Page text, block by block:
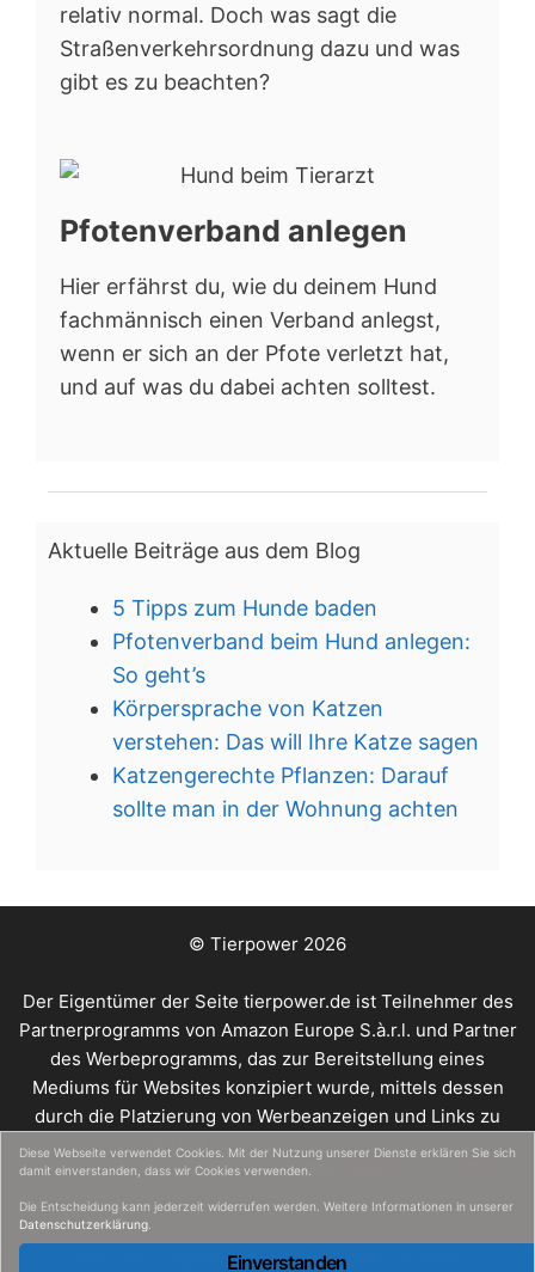
relativ normal. Doch was sagt die
Straßenverkehrsordnung dazu und was
gibt es zu beachten?
Pfotenverband anlegen
Hier erfährst du, wie du deinem Hund
fachmännisch einen Verband anlegst,
wenn er sich an der Pfote verletzt hat,
und auf was du dabei achten solltest.
Aktuelle Beiträge aus dem Blog
5 Tipps zum Hunde baden
Pfotenverband beim Hund anlegen:
So geht’s
Körpersprache von Katzen
verstehen: Das will Ihre Katze sagen
Katzengerechte Pflanzen: Darauf
sollte man in der Wohnung achten
© Tierpower 2026
Der Eigentümer der Seite tierpower.de ist Teilnehmer des
Partnerprogramms von Amazon Europe S.à.r.l. und Partner
des Werbeprogramms, das zur Bereitstellung eines
Mediums für Websites konzipiert wurde, mittels dessen
durch die Platzierung von Werbeanzeigen und Links zu
amazon.de Werbekostenerstattung verdient werden
können.Online Empfehlungen
Impressum-Datenschutz
Diese Webseite verwendet Cookies. Mit der Nutzung unserer Dienste erklären Sie sich
damit einverstanden, dass wir Cookies verwenden.
Die Entscheidung kann jederzeit widerrufen werden. Weitere Informationen in unserer
Datenschutzerklärung
Einverstanden